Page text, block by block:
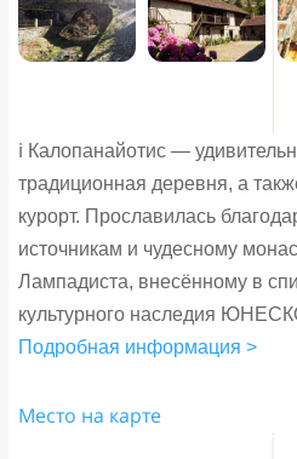
ℹ️ Калопанайотис —
традиционная деревня, а
курорт. Прославилась
источникам и чудесному
Лампадиста, внесённому в
культурного наследия
Подробная информация >
Место на карте